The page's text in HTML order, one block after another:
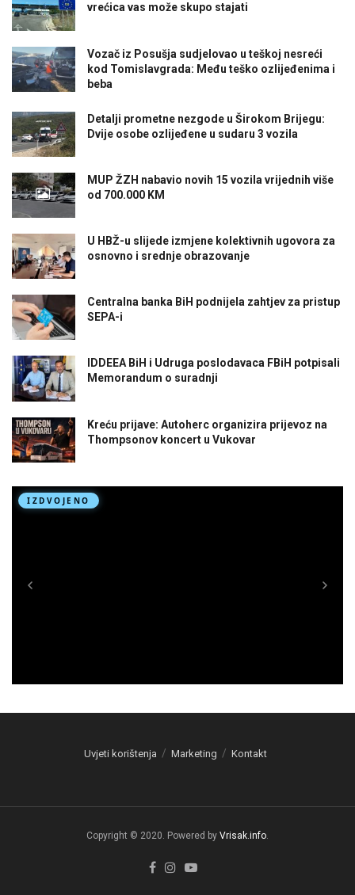
vrećica vas može skupo stajati
Vozač iz Posušja sudjelovao u teškoj nesreći
kod Tomislavgrada: Među teško ozlijeđenima i
beba
Detalji prometne nezgode u Širokom Brijegu:
Dvije osobe ozlijeđene u sudaru 3 vozila
MUP ŽZH nabavio novih 15 vozila vrijednih više
od 700.000 KM
U HBŽ-u slijede izmjene kolektivnih ugovora za
osnovno i srednje obrazovanje
Centralna banka BiH podnijela zahtjev za pristup
SEPA-i
IDDEEA BiH i Udruga poslodavaca FBiH potpisali
Memorandum o suradnji
Kreću prijave: Autoherc organizira prijevoz na
Thompsonov koncert u Vukovar
Uvjeti korištenja Marketing Kontakt
Copyright © 2020. Powered by Vrisak.info